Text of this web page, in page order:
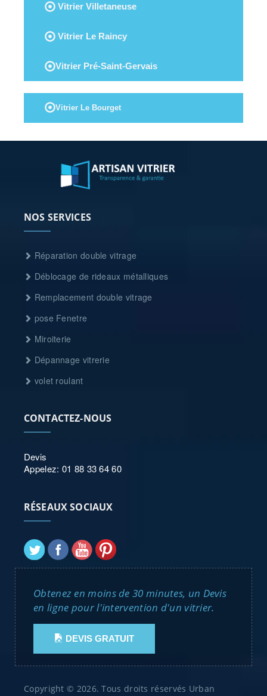
Vitrier Villetaneuse
Vitrier Le Raincy
Vitrier Pré-Saint-Gervais
Vitrier Le Bourget
NOS SERVICES
Réparation double vitrage
Déblocage de rideaux métalliques
Remplacement double vitrage
pose Fenetre
Miroiterie
Dépannage vitrerie
volet roulant
CONTACTEZ-NOUS
Devis
Appelez: 01 88 33 64 60
RÉSEAUX SOCIAUX
Obtenez en moins de 30 minutes, un Devis
en ligne pour l'intervention d'un vitrier.
DEVIS GRATUIT
Copyright © 2026. Tous droits réservés Urban